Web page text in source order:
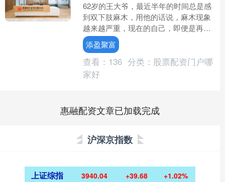
62岁的王大爷，最近半年的时间总是感
到双下肢麻木，用他的话说，麻木现象
越来越严重，现在的自己，即便是再高
的水温泡脚，也毫无知觉，为了查明病
因，王大爷来到医院，通....
添盈聚富
查看： 136 分类： 股票配资门户哪
家好
惠融配资文章已加载完成
沪深京指数
上证综指 3940.04 +39.68 +1.02%